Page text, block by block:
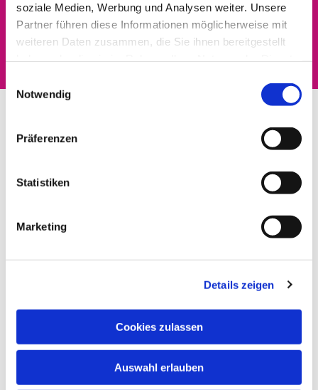
soziale Medien, Werbung und Analysen weiter. Unsere
Partner führen diese Informationen möglicherweise mit
weiteren Daten zusammen, die Sie ihnen bereitgestellt
Notwendig
Präferenzen
Statistiken
Marketing
Details zeigen
Cookies zulassen
Auswahl erlauben
Dies könnte Sie auch
interessieren